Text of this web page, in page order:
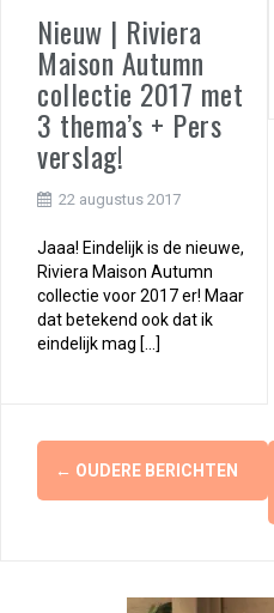
Nieuw | Riviera
Maison Autumn
collectie 2017 met
3 thema’s + Pers
verslag!
22 augustus 2017
Jaaa! Eindelijk is de nieuwe,
Riviera Maison Autumn
collectie voor 2017 er! Maar
dat betekend ook dat ik
eindelijk mag […]
Berichtennavigatie
← OUDERE BERICHTEN